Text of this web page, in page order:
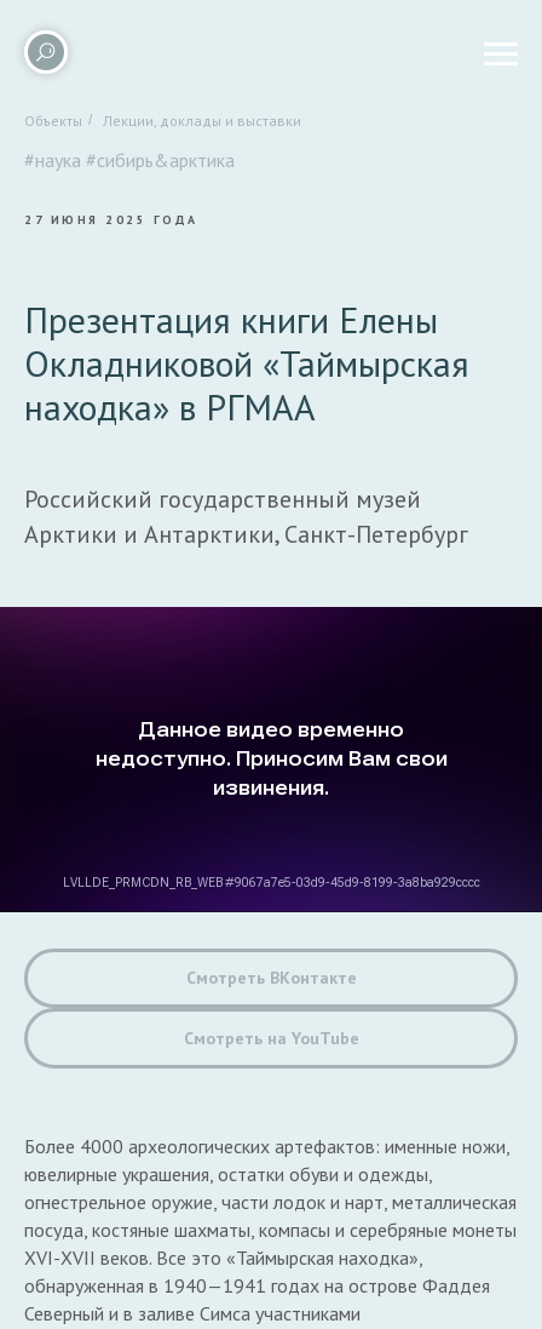
Объекты / Лекции, доклады и выставки
#наука #сибирь&арктика
27 ИЮНЯ 2025 ГОДА
Презентация книги Елены
Окладниковой «Таймырская
находка» в РГМАА
Российский государственный музей
Арктики и Антарктики, Санкт-Петербург
Смотреть ВКонтакте
Смотреть на YouTube
Более 4000 археологических артефактов: именные ножи,
ювелирные украшения, остатки обуви и одежды,
огнестрельное оружие, части лодок и нарт, металлическая
посуда, костяные шахматы, компасы и серебряные монеты
XVI-ХVII веков. Все это «Таймырская находка»,
обнаруженная в 1940—1941 годах на острове Фаддея
Северный и в заливе Симса участниками